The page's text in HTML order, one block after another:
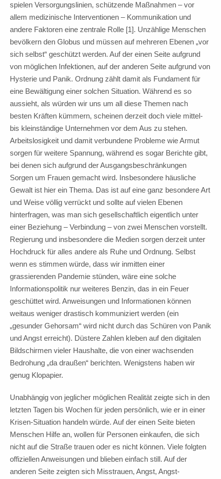
spielen Versorgungslinien, schützende Maßnahmen – vor
allem medizinische Interventionen – Kommunikation und
andere Faktoren eine zentrale Rolle [1]. Unzählige Menschen
bevölkern den Globus und müssen auf mehreren Ebenen „vor
sich selbst“ geschützt werden. Auf der einen Seite aufgrund
von möglichen Infektionen, auf der anderen Seite aufgrund von
Hysterie und Panik. Ordnung zählt damit als Fundament für
eine Bewältigung einer solchen Situation. Während es so
aussieht, als würden wir uns um all diese Themen nach
besten Kräften kümmern, scheinen derzeit doch viele mittel-
bis kleinständige Unternehmen vor dem Aus zu stehen.
Arbeitslosigkeit und damit verbundene Probleme wie Armut
sorgen für weitere Spannung, während es sogar Berichte gibt,
bei denen sich aufgrund der Ausgangsbeschränkungen
Sorgen um Frauen gemacht wird. Insbesondere häusliche
Gewalt ist hier ein Thema. Das ist auf eine ganz besondere Art
und Weise völlig verrückt und sollte auf vielen Ebenen
hinterfragen, was man sich gesellschaftlich eigentlich unter
einer Beziehung – Verbindung – von zwei Menschen vorstellt.
Regierung und insbesondere die Medien sorgen derzeit unter
Hochdruck für alles andere als Ruhe und Ordnung. Selbst
wenn es stimmen würde, dass wir inmitten einer
grassierenden Pandemie stünden, wäre eine solche
Informationspolitik nur weiteres Benzin, das in ein Feuer
geschüttet wird. Anweisungen und Informationen können
weitaus weniger drastisch kommuniziert werden (ein
„gesunder Gehorsam“ wird nicht durch das Schüren von Panik
und Angst erreicht). Düstere Zahlen kleben auf den digitalen
Bildschirmen vieler Haushalte, die von einer wachsenden
Bedrohung „da draußen“ berichten. Wenigstens haben wir
genug Klopapier.
Unabhängig von jeglicher möglichen Realität zeigte sich in den
letzten Tagen bis Wochen für jeden persönlich, wie er in einer
Krisen-Situation handeln würde. Auf der einen Seite bieten
Menschen Hilfe an, wollen für Personen einkaufen, die sich
nicht auf die Straße trauen oder es nicht können. Viele folgten
offiziellen Anweisungen und blieben einfach still. Auf der
anderen Seite zeigten sich Misstrauen, Angst, Angst-